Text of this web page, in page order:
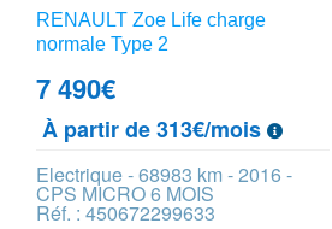
RENAULT Zoe Life charge
normale Type 2
7 490€
À partir de 313€/mois
Electrique - 68983 km - 2016 -
CPS MICRO 6 MOIS
Réf. : 450672299633